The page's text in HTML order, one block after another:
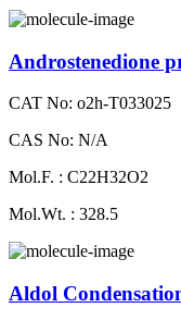
Androstenedione
CAT No: o2h-T033025
CAS No: N/A
Mol.F. : C22H32O2
Mol.Wt. : 328.5
Aldol